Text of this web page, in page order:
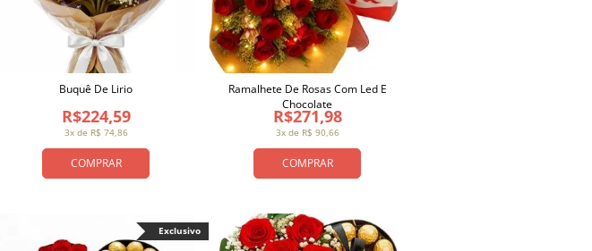
COMPRAR
3x de R$ 74,86
R$224,59
Buquê De Lirio
COMPRAR
3x de R$ 90,66
R$271,98
Ramalhete De Rosas Com Led E
Chocolate
Exclusivo